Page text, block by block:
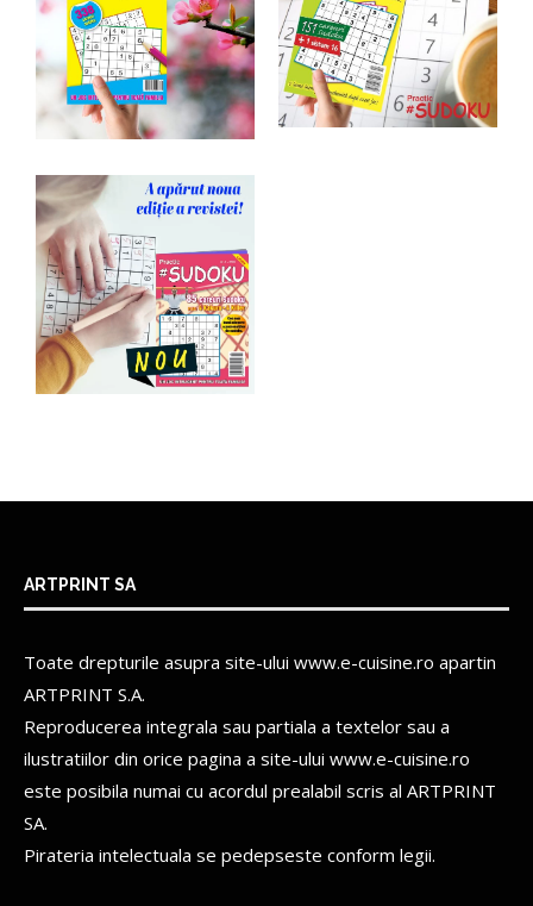
ARTPRINT SA
Toate drepturile asupra site-ului www.e-cuisine.ro apartin
ARTPRINT S.A.
Reproducerea integrala sau partiala a textelor sau a
ilustratiilor din orice pagina a site-ului www.e-cuisine.ro
este posibila numai cu acordul prealabil scris al ARTPRINT
SA.
Pirateria intelectuala se pedepseste conform legii.